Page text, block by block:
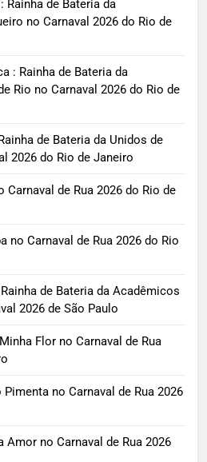
Rainha de Bateria da
no Carnaval 2026 do Rio de
: Rainha de Bateria da
Rio no Carnaval 2026 do Rio de
de Bateria da Unidos de
2026 do Rio de Janeiro
Carnaval de Rua 2026 do Rio de
no Carnaval de Rua 2026 do Rio
de Bateria da Acadêmicos
2026 de São Paulo
Flor no Carnaval de Rua
no Carnaval de Rua 2026
Amor no Carnaval de Rua 2026